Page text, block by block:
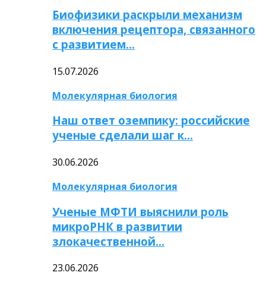
Биофизики раскрыли механизм
включения рецептора, связанного
с развитием…
15.07.2026
Молекулярная биология
Наш ответ оземпику: российские
ученые сделали шаг к…
30.06.2026
Молекулярная биология
Ученые МФТИ выяснили роль
микроРНК в развитии
злокачественной…
23.06.2026